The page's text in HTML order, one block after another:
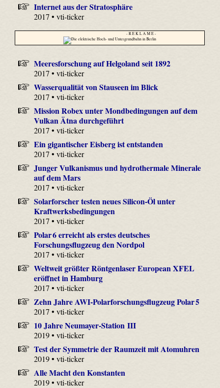
Internet aus der Stratosphäre
2017 • vti-ticker
- R E K L A M E -
Meeresforschung auf Helgoland seit 1892
2017 • vti-ticker
Wasserqualität von Stauseen im Blick
2017 • vti-ticker
Mission Robex unter Mondbedingungen auf dem
Vulkan Ätna durchgeführt
2017 • vti-ticker
Ein gigantischer Eisberg ist entstanden
2017 • vti-ticker
Junger Vulkanismus und hydrothermale Minerale
auf dem Mars
2017 • vti-ticker
Solarforscher testen neues Silicon-Öl unter
Kraftwerksbedingungen
2017 • vti-ticker
Polar 6 erreicht als erstes deutsches
Forschungsflugzeug den Nordpol
2017 • vti-ticker
Weltweit größter Röntgenlaser European XFEL
eröffnet in Hamburg
2017 • vti-ticker
Zehn Jahre AWI-Polarforschungsflugzeug Polar 5
2017 • vti-ticker
10 Jahre Neumayer-Station III
2019 • vti-ticker
Test der Symmetrie der Raumzeit mit Atomuhren
2019 • vti-ticker
Alle Macht den Konstanten
2019 • vti-ticker